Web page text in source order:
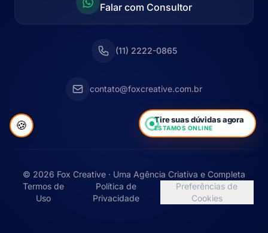
Falar com Consultor
(11) 2222-0865
contato@foxcreative.com.br
© 2026 Fox Creative · Uma Agência Criativa e Completa
Termos de
Uso
Política de
Privacidade
Preferências de
Cookies
Tire suas dúvidas agora
ESTAMOS ONLINE
🍪